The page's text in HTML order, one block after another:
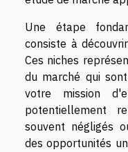
Une étape
consiste à
Ces niches
du marché qui
votre mission
potentiellement
souvent négligés
des opportunités